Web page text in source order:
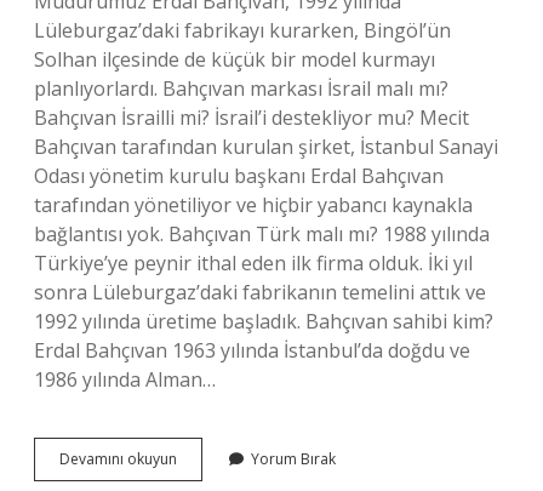
Lüleburgaz’daki fabrikayı kurarken, Bingöl’ün
Solhan ilçesinde de küçük bir model kurmayı
planlıyorlardı. Bahçıvan markası İsrail malı mı?
Bahçıvan İsrailli mi? İsrail’i destekliyor mu? Mecit
Bahçıvan tarafından kurulan şirket, İstanbul Sanayi
Odası yönetim kurulu başkanı Erdal Bahçıvan
tarafından yönetiliyor ve hiçbir yabancı kaynakla
bağlantısı yok. Bahçıvan Türk malı mı? 1988 yılında
Türkiye’ye peynir ithal eden ilk firma olduk. İki yıl
sonra Lüleburgaz’daki fabrikanın temelini attık ve
1992 yılında üretime başladık. Bahçıvan sahibi kim?
Erdal Bahçıvan 1963 yılında İstanbul’da doğdu ve
1986 yılında Alman…
Devamını okuyun Bahçıvan
Kime
Yorum Bırak